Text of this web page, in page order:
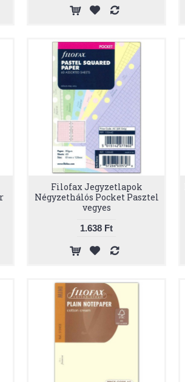
Filofax Jegyzetlapok
Négyzethálós Pocket Pasztel
vegyes
1.638 Ft